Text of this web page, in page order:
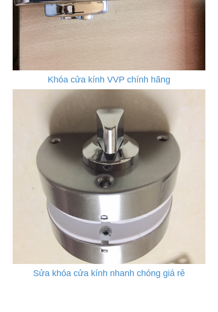
Khóa cửa kính VVP chính hãng
Sửa khóa cửa kính nhanh chóng giá rẻ